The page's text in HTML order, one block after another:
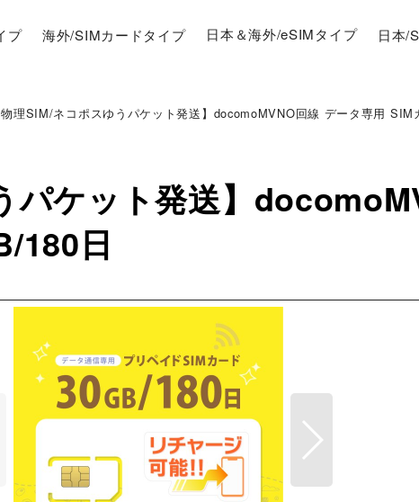
プ 海外/SIMカードタイプ 日本＆海外/eSIMタイプ 日本/
物理SIM/ネコポスゆうパケット発送】docomoMVNO回線 データ専用 SIM
パケット発送】
180日